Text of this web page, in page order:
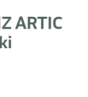
ARTIC